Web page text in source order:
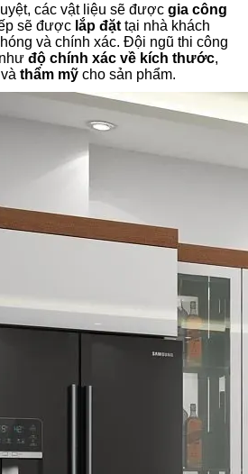
các vật liệu sẽ được gia công
sẽ được lắp đặt tại nhà khách
và chính xác. Đội ngũ thi công
độ chính xác về kích thước,
thẩm mỹ cho sản phẩm.